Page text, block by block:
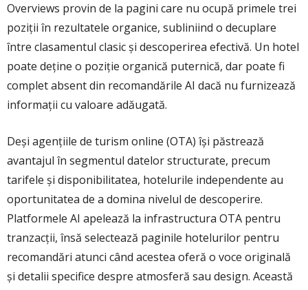
Overviews provin de la pagini care nu ocupă primele trei
poziții în rezultatele organice, subliniind o decuplare
între clasamentul clasic și descoperirea efectivă. Un hotel
poate deține o poziție organică puternică, dar poate fi
complet absent din recomandările AI dacă nu furnizează
informații cu valoare adăugată.
Deși agențiile de turism online (OTA) își păstrează
avantajul în segmentul datelor structurate, precum
tarifele și disponibilitatea, hotelurile independente au
oportunitatea de a domina nivelul de descoperire.
Platformele AI apelează la infrastructura OTA pentru
tranzacții, însă selectează paginile hotelurilor pentru
recomandări atunci când acestea oferă o voce originală
și detalii specifice despre atmosferă sau design. Această